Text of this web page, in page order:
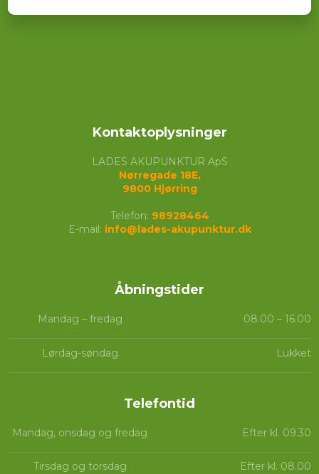
Kontaktoplysninger
LADES AKUPUNKTUR ApS
Nørregade 18E,
​9800 Hjørring
Telefon: 98928464
E-mail: info@lades-akupunktur.dk
Åbningstider​
Mandag – fredag 08.00 – 16.00​
Lørdag-søndag Lukket
Telefontid​​
Mandag, onsdag og fredag Efter kl. 09.30
Tirsdag og torsdag Efter kl. 08.00